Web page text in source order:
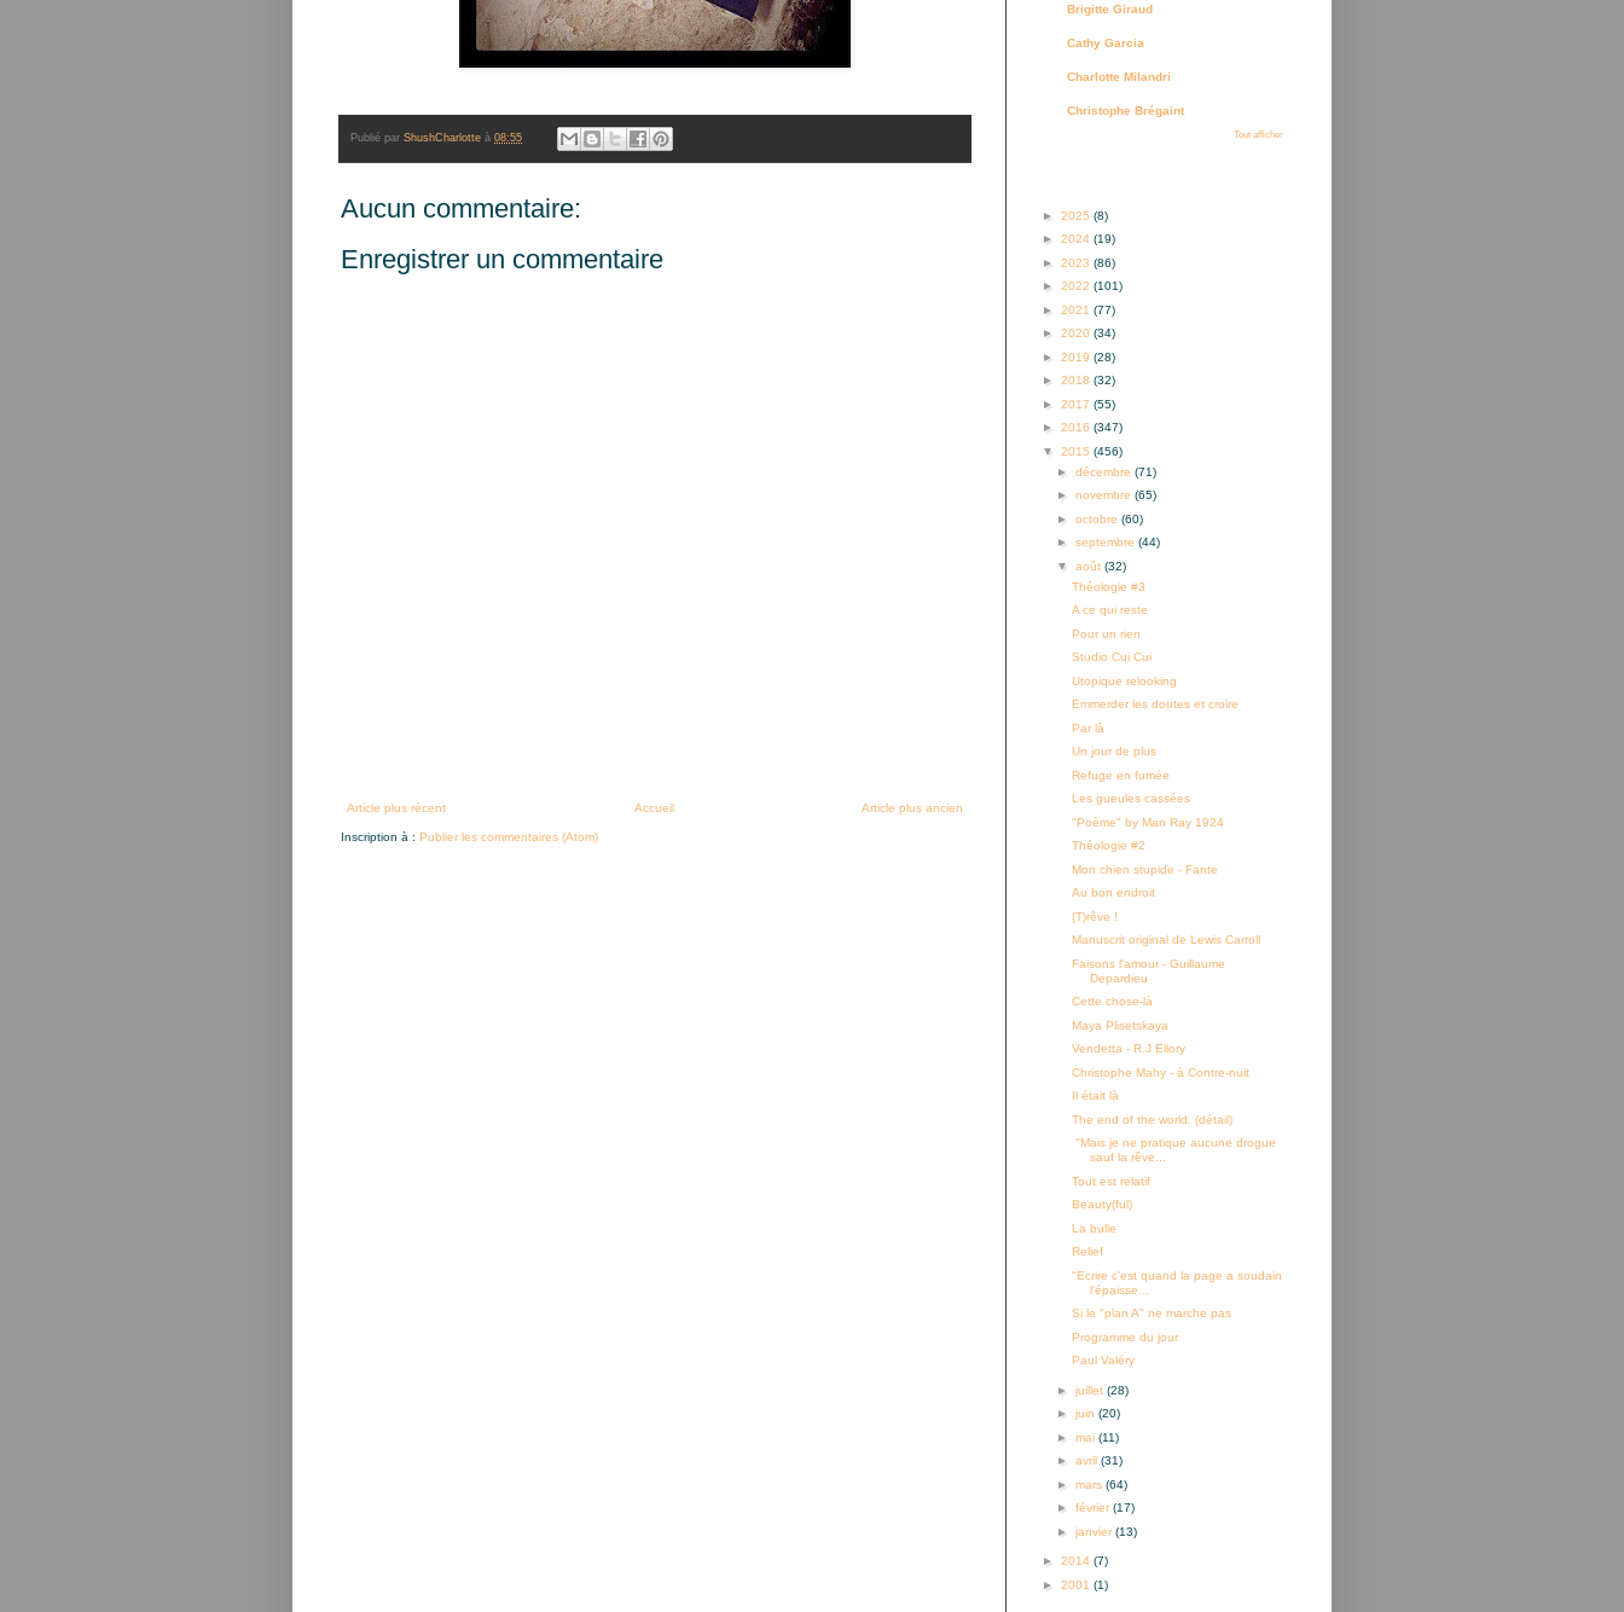
Publié par ShushCharlotte à 08:55
Aucun commentaire:
Enregistrer un commentaire
Article plus récent Article plus ancien
Accueil
Inscription à : Publier les commentaires (Atom)
Brigitte Giraud
Cathy Garcia
Charlotte Milandri
Christophe Brégaint
Tout afficher
► 2025 (8)
► 2024 (19)
► 2023 (86)
► 2022 (101)
► 2021 (77)
► 2020 (34)
► 2019 (28)
► 2018 (32)
► 2017 (55)
► 2016 (347)
▼ 2015 (456)
► décembre (71)
► novembre (65)
► octobre (60)
► septembre (44)
▼ août (32)
Théologie #3
A ce qui reste
Pour un rien
Studio Cui Cui
Utopique relooking
Emmerder les doutes et croire
Par là
Un jour de plus
Refuge en fumée
Les gueules cassées
"Poème" by Man Ray 1924
Théologie #2
Mon chien stupide - Fante
Au bon endroit
(T)rêve !
Manuscrit original de Lewis Carroll
Faisons l'amour - Guillaume
Depardieu
Cette chose-là
Maya Plisetskaya
Vendetta - R.J Ellory
Christophe Mahy - à Contre-nuit
Il était là
The end of the world. (détail)
"Mais je ne pratique aucune drogue
sauf la rêve...
Tout est relatif
Beauty(ful)
La bulle
Relief
"Ecrire c'est quand la page a soudain
l'épaisse...
Si le "plan A" ne marche pas
Programme du jour
Paul Valéry
► juillet (28)
► juin (20)
► mai (11)
► avril (31)
► mars (64)
► février (17)
► janvier (13)
► 2014 (7)
► 2001 (1)